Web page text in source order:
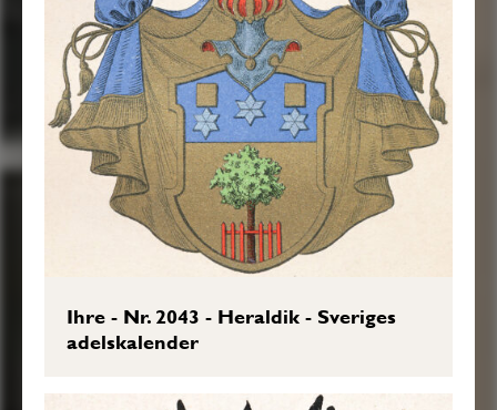
Ihre - Nr. 2043 - Heraldik - Sveriges
adelskalender